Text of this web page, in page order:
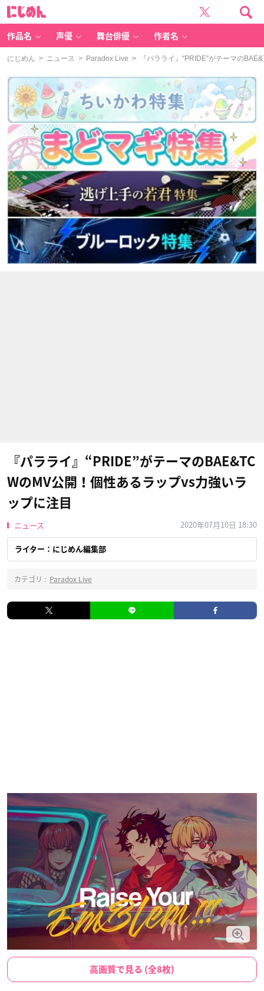
作品名 声優 舞台俳優 作者名
にじめん > ニュース > Paradox Live > 『パラライ』“PRIDE”がテーマの
『パラライ』“PRIDE”がテーマのBAE&TC
WのMV公開！個性あるラップvs力強いラ
ップに注目
ニュース 2020年07月10日 18:30
ライター：にじめん編集部
カテゴリ : Paradox Live
高画質で見る (全8枚)